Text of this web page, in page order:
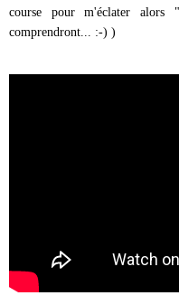
course pour m'éclater
comprendront... :-) )